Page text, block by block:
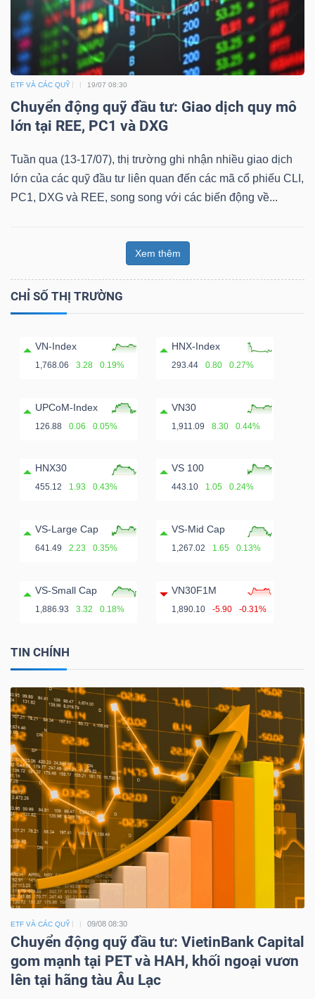
ETF VÀ CÁC QUỸ 19/07 08:30
Chuyển động quỹ đầu tư: Giao dịch quy mô
lớn tại REE, PC1 và DXG
Tuần qua (13-17/07), thị trường ghi nhận nhiều giao dịch
lớn của các quỹ đầu tư liên quan đến các mã cổ phiếu CLI,
PC1, DXG và REE, song song với các biến động về...
Xem thêm
CHỈ SỐ THỊ TRƯỜNG
VN-Index
1,768.06 3.28 0.19%
HNX-Index
293.44 0.80 0.27%
UPCoM-Index
126.88 0.06 0.05%
VN30
1,911.09 8.30 0.44%
HNX30
455.12 1.93 0.43%
VS 100
443.10 1.05 0.24%
VS-Large Cap
641.49 2.23 0.35%
VS-Mid Cap
1,267.02 1.65 0.13%
VS-Small Cap
1,886.93 3.32 0.18%
VN30F1M
1,890.10 -5.90 -0.31%
TIN CHÍNH
ETF VÀ CÁC QUỸ 09/08 08:30
Chuyển động quỹ đầu tư: VietinBank Capital
gom mạnh tại PET và HAH, khối ngoại vươn
lên tại hãng tàu Âu Lạc